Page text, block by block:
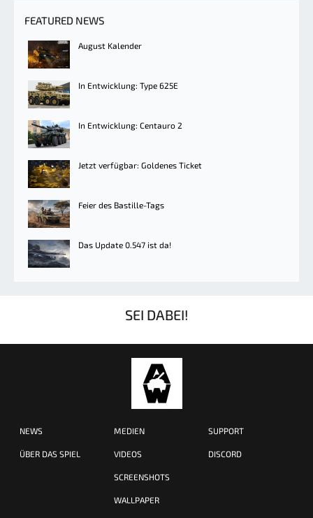
FEATURED NEWS
August Kalender
In Entwicklung: Type 625E
In Entwicklung: Centauro 2
Jetzt verfügbar: Goldenes Ticket
Feier des Bastille-Tags
Das Update 0.547 ist da!
SEI DABEI!
NEWS
ÜBER DAS SPIEL
MEDIEN
VIDEOS
SCREENSHOTS
WALLPAPER
SUPPORT
DISCORD